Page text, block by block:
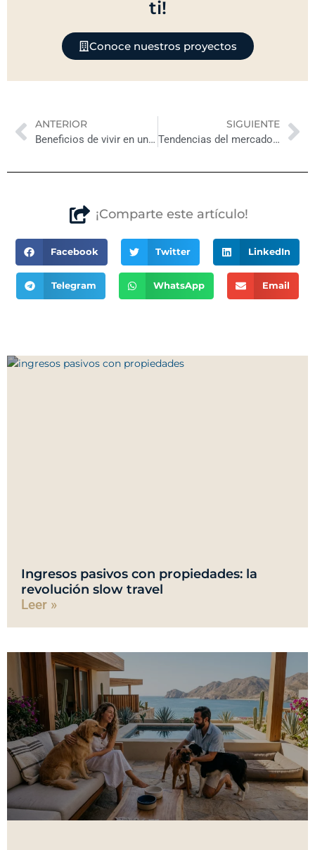
ti!
Conoce nuestros proyectos
Previo
ANTERIOR
Beneficios de vivir en una zona residencial
SIGUIENTE
Tendencias del mercado inmobiliario en México 2024
¡Comparte este artículo!
Facebook Twitter LinkedIn
Telegram WhatsApp Email
Ingresos pasivos con propiedades: la
revolución slow travel
Leer »